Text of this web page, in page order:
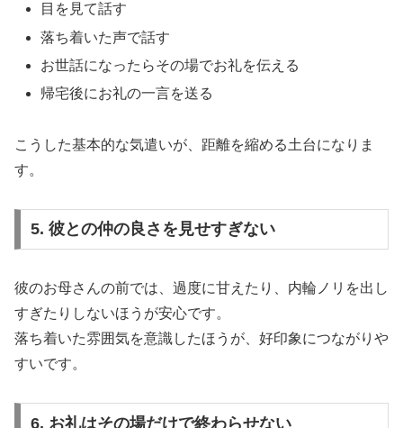
目を見て話す
落ち着いた声で話す
お世話になったらその場でお礼を伝える
帰宅後にお礼の一言を送る
こうした基本的な気遣いが、距離を縮める土台になりま
す。
5. 彼との仲の良さを見せすぎない
彼のお母さんの前では、過度に甘えたり、内輪ノリを出し
すぎたりしないほうが安心です。
落ち着いた雰囲気を意識したほうが、好印象につながりや
すいです。
6. お礼はその場だけで終わらせない